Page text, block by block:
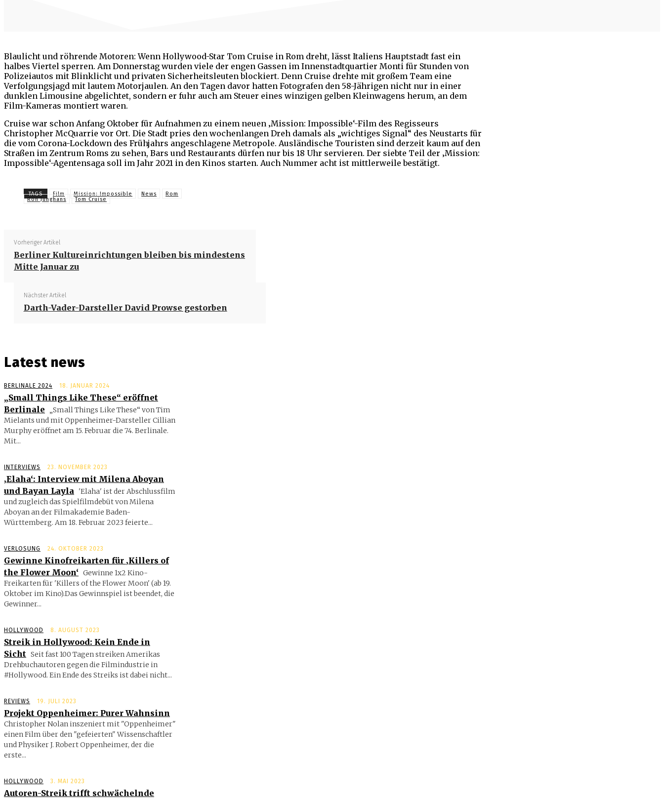
Blaulicht und röhrende Motoren: Wenn Hollywood-Star Tom Cruise in Rom dreht, lässt Italiens Hauptstadt fast ein
halbes Viertel sperren. Am Donnerstag wurden viele der engen Gassen im Innenstadtquartier Monti für Stunden von
Polizeiautos mit Blinklicht und privaten Sicherheitsleuten blockiert. Denn Cruise drehte mit großem Team eine
Verfolgungsjagd mit lautem Motorjaulen. An den Tagen davor hatten Fotografen den 58-Jährigen nicht nur in einer
dunklen Limousine abgelichtet, sondern er fuhr auch am Steuer eines winzigen gelben Kleinwagens herum, an dem
Film-Kameras montiert waren.
Cruise war schon Anfang Oktober für Aufnahmen zu einem neuen ‚Mission: Impossible‘-Film des Regisseurs
Christopher McQuarrie vor Ort. Die Stadt pries den wochenlangen Dreh damals als „wichtiges Signal“ des Neustarts für
die vom Corona-Lockdown des Frühjahrs angeschlagene Metropole. Ausländische Touristen sind derzeit kaum auf den
Straßen im Zentrum Roms zu sehen, Bars und Restaurants dürfen nur bis 18 Uhr servieren. Der siebte Teil der ‚Mission:
Impossible‘-Agentensaga soll im Jahr 2021 in den Kinos starten. Auch Nummer acht ist mittlerweile bestätigt.
TAGS Film Mission: Impossible News
Rom
Ron Junghans
Tom Cruise
Vorheriger Artikel
Berliner Kultureinrichtungen bleiben bis mindestens
Mitte Januar zu
Nächster Artikel
Darth-Vader-Darsteller David Prowse gestorben
Latest news
BERLINALE 2024 18. JANUAR 2024
„Small Things Like These“ eröffnet
Berlinale
„Small Things Like These“ von Tim
Mielants und mit Oppenheimer-Darsteller Cillian
Murphy eröffnet am 15. Februar die 74. Berlinale.
Mit...
INTERVIEWS 23. NOVEMBER 2023
‚Elaha‘: Interview mit Milena Aboyan
und Bayan Layla 'Elaha' ist der Abschlussfilm
und zugleich das Spielfilmdebüt von Milena
Aboyan an der Filmakademie Baden-
Württemberg. Am 18. Februar 2023 feierte...
VERLOSUNG 24. OKTOBER 2023
Gewinne Kinofreikarten für ‚Killers of
the Flower Moon‘ Gewinne 1x2 Kino-
Freikarten für 'Killers of the Flower Moon' (ab 19.
Oktober im Kino).Das Gewinnspiel ist beendet, die
Gewinner...
HOLLYWOOD 8. AUGUST 2023
Streik in Hollywood: Kein Ende in
Sicht Seit fast 100 Tagen streiken Ame­rikas
Drehbuchautoren gegen die Filmindustrie in
#Hollywood. Ein Ende des Streiks ist dabei nicht...
REVIEWS 19. JULI 2023
Projekt Oppenheimer: Purer Wahnsinn
Christopher Nolan inszeniert mit "Oppenheimer"
einen Film über den "gefeierten" Wissenschaftler
und Physiker J. Robert Oppenheimer, der die
erste...
HOLLYWOOD 3. MAI 2023
Autoren-Streik trifft schwächelnde